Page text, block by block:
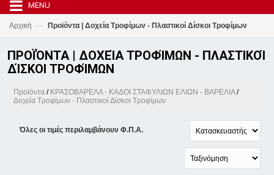
MENU
Αρχική — Προϊόντα | Δοχεία Τροφίμων - Πλαστικοί Δίσκοι Τροφίμων
ΠΡΟΪΌΝΤΑ | ΔΟΧΕΊΑ ΤΡΟΦΊΜΩΝ - ΠΛΑΣΤΙΚΟΊ
ΔΊΣΚΟΙ ΤΡΟΦΊΜΩΝ
Προϊόντα / ΚΡΑΣΟΒΑΡΕΛΑ - ΚΑΔΟΙ ΣΤΑΦΥΛΙΩΝ ΕΛΙΩΝ - ΒΑΡΕΛΙΑ/
Δοχεία Τροφίμων - Πλαστικοί Δίσκοι Τροφίμων
Όλες οι τιμές περιλαμβάνουν Φ.Π.Α.